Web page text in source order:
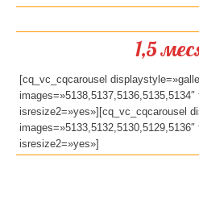
1,5
[cq_vc_cqcarousel
isresize2=»yes»][cq_vc_cqcarousel
isresize2=»yes»]